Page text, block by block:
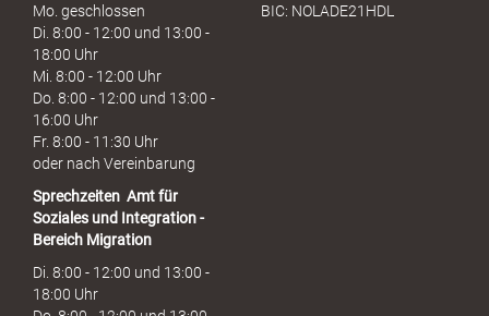
Mo. geschlossen
Di. 8:00 - 12:00 und 13:00 -
18:00 Uhr
Mi. 8:00 - 12:00 Uhr
Do. 8:00 - 12:00 und 13:00 -
16:00 Uhr
Fr. 8:00 - 11:30 Uhr
oder nach Vereinbarung
Sprechzeiten Amt für
Soziales und Integration -
Bereich Migration
Di. 8:00 - 12:00 und 13:00 -
18:00 Uhr
BIC: NOLADE21HDL